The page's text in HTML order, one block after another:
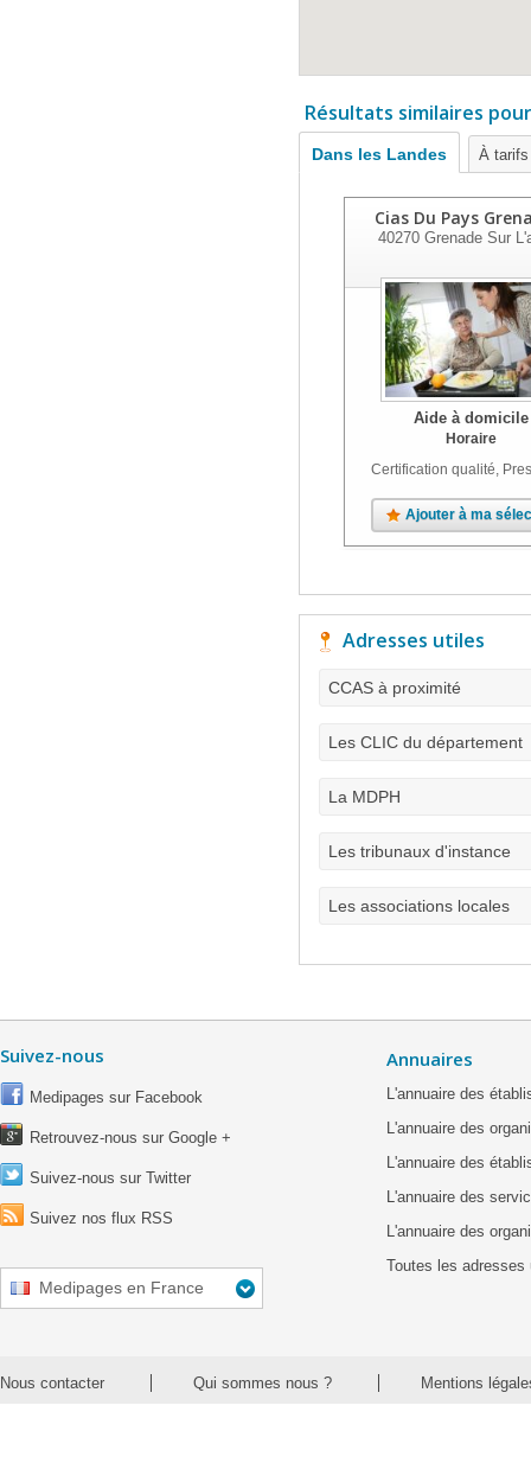
Résultats similaires
Dans les Landes À
Cias Du Pays
40270 Grenade Sur
Aide à domicile
Horaire
Certification qualité,
Ajouter à ma
Adresses utiles
CCAS à proximité
Les CLIC du département
La MDPH
Les tribunaux d'instance
Les associations locales
Suivez-nous
Medipages sur Facebook
Retrouvez-nous sur Google +
Suivez-nous sur Twitter
Suivez nos flux RSS
Medipages en France
Annuaires
L'annuaire des
L'annuaire des
L'annuaire des
L'annuaire des
L'annuaire des
Toutes les adresses
Nous contacter Qui sommes nous ? Mentions